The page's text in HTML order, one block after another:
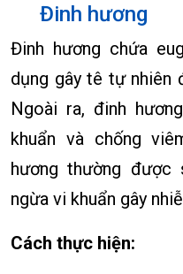
Đinh hương
Đinh hương chứa
dụng gây tê tự nhiên
Ngoài ra, đinh
khuẩn và chống
hương thường được
ngừa vi khuẩn gây
Cách thực hiện: